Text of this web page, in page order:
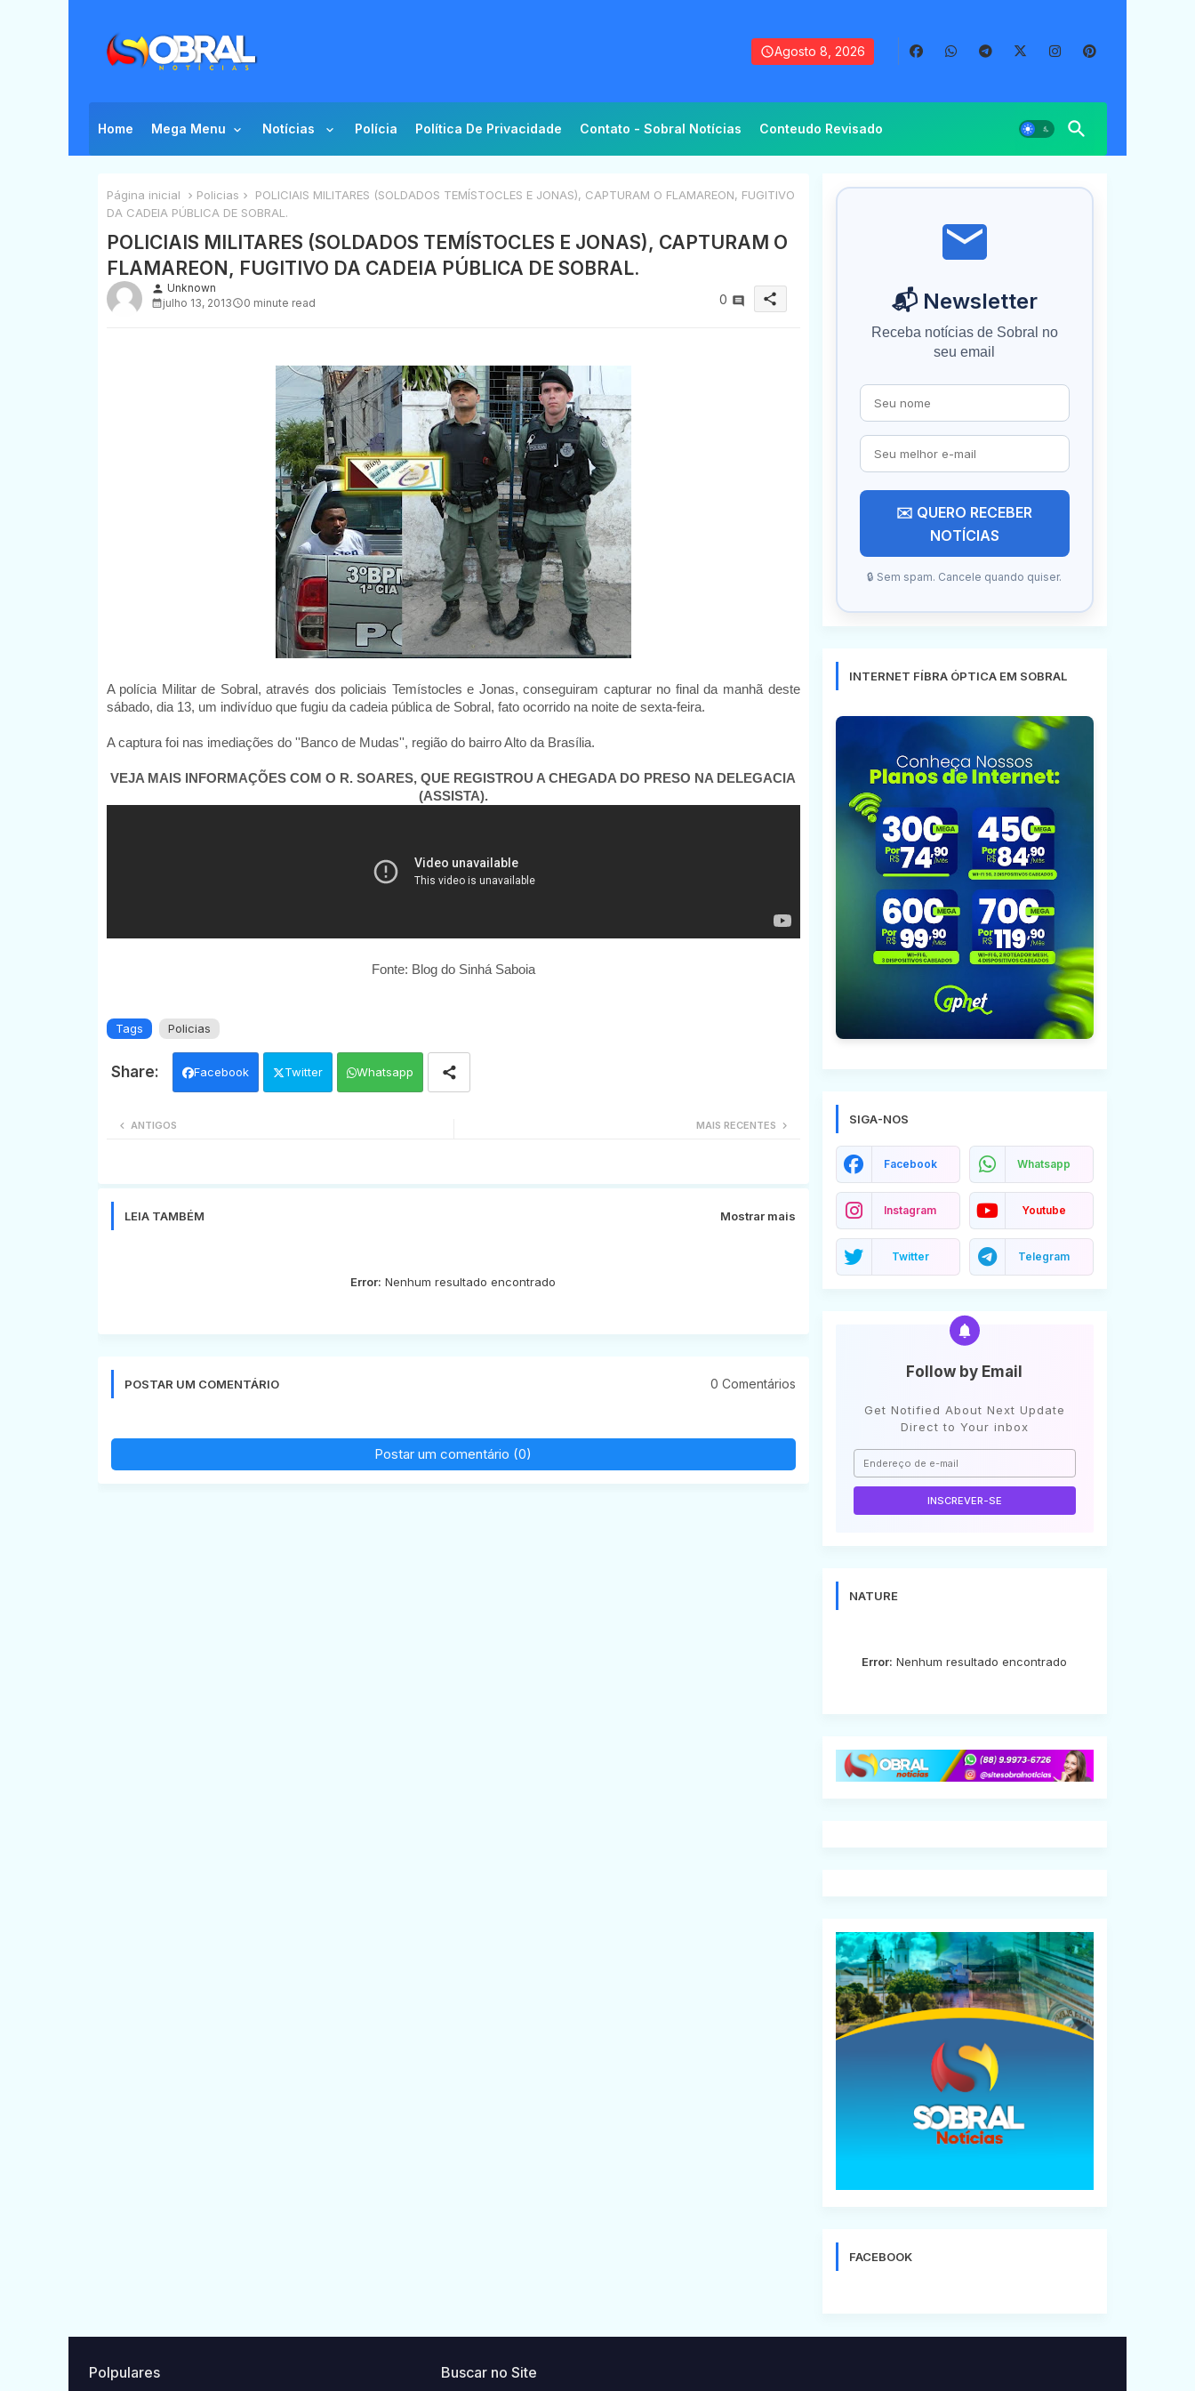
Agosto 8, 2026
Home Mega Menu Notícias Polícia Política De Privacidade Contato - Sobral Notícias Conteudo Revisado
Página inicial Policias
POLICIAIS MILITARES (SOLDADOS TEMÍSTOCLES E JONAS), CAPTURAM O FLAMAREON, FUGITIVO
DA CADEIA PÚBLICA DE SOBRAL.
POLICIAIS MILITARES (SOLDADOS TEMÍSTOCLES E JONAS), CAPTURAM O
FLAMAREON, FUGITIVO DA CADEIA PÚBLICA DE SOBRAL.
person Unknown
julho 13, 2013
0 minute read 0 share
A polícia Militar de Sobral, através dos policiais Temístocles e Jonas, conseguiram capturar no final da manhã deste
sábado, dia 13, um indivíduo que fugiu da cadeia pública de Sobral, fato ocorrido na noite de sexta-feira.
A captura foi nas imediações do ''Banco de Mudas'', região do bairro Alto da Brasília.
VEJA MAIS INFORMAÇÕES COM O R. SOARES, QUE REGISTROU A CHEGADA DO PRESO NA DELEGACIA
(ASSISTA).
Fonte: Blog do Sinhá Saboia
Tags Policias
Facebook Twitter Whatsapp
MAIS RECENTES
ANTIGOS
LEIA TAMBÉM Mostrar mais
Error: Nenhum resultado encontrado
POSTAR UM COMENTÁRIO 0 Comentários
Postar um comentário (0)
📬 Newsletter
Receba notícias de Sobral no
seu email
✉️ QUERO RECEBER
NOTÍCIAS
🔒 Sem spam. Cancele quando quiser.
INTERNET FÍBRA ÓPTICA EM SOBRAL
SIGA-NOS
Facebook Whatsapp
Instagram Youtube
Twitter Telegram
Follow by Email
Get Notified About Next Update
Direct to Your inbox
NATURE
Error: Nenhum resultado encontrado
FACEBOOK
Polpulares Buscar no Site